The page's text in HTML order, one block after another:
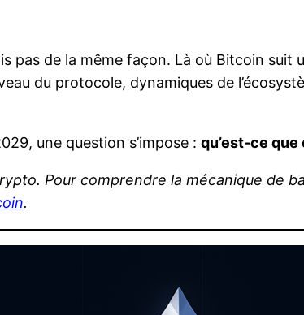
de la même façon. Là où Bitcoin suit
du protocole, dynamiques de
une question s’impose : qu’est-ce
Pour comprendre la mécanique de
.